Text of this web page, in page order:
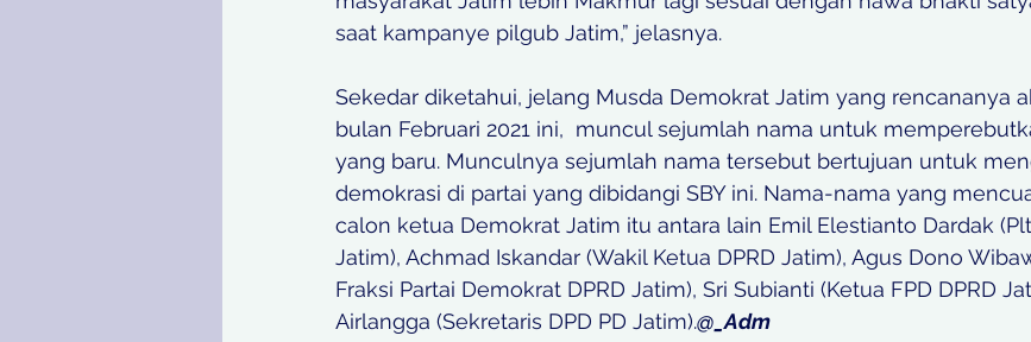
saat kampanye pilgub Jatim,” jelasnya.
Sekedar diketahui, jelang Musda Demokrat Jatim yang rencananya
bulan Februari 2021 ini,  muncul sejumlah nama untuk
yang baru. Munculnya sejumlah nama tersebut bertujuan untuk
demokrasi di partai yang dibidangi SBY ini. Nama-nama yang
calon ketua Demokrat Jatim itu antara lain Emil Elestianto Dardak
Jatim), Achmad Iskandar (Wakil Ketua DPRD Jatim), Agus Dono
Fraksi Partai Demokrat DPRD Jatim), Sri Subianti (Ketua FPD DPRD
Airlangga (Sekretaris DPD PD Jatim).@_Adm